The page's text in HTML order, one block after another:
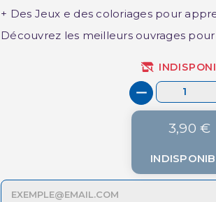
+ Des Jeux e des coloriages pour
Découvrez les meilleurs ouvrages pour
3,90 €